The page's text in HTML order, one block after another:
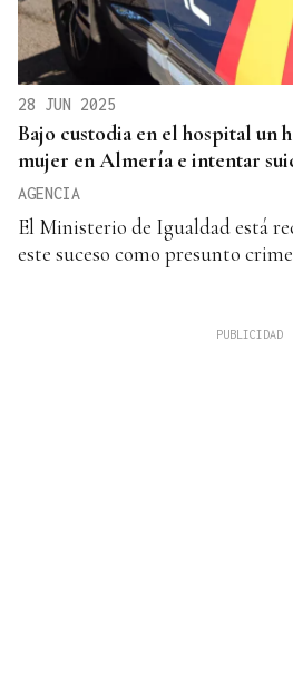
28 JUN 2025
Bajo custodia en el hospital un
mujer en Almería e intentar
AGENCIA
El Ministerio de Igualdad está
este suceso como presunto